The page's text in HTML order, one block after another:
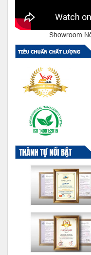
Showroom